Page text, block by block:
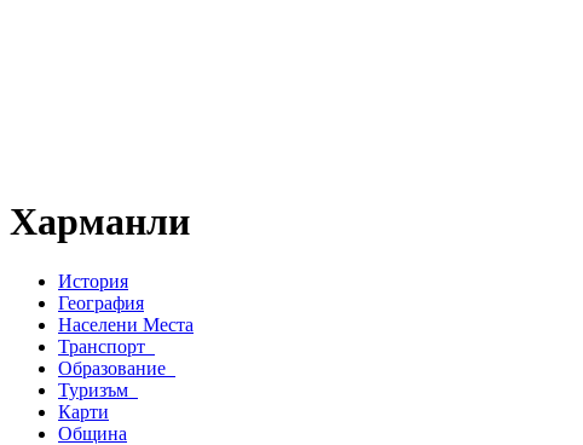
Харманли
История
География
Населени Места
Транспорт
Образование
Туризъм
Карти
Община